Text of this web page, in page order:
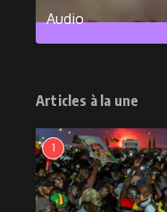
Audio
Articles à la une
1